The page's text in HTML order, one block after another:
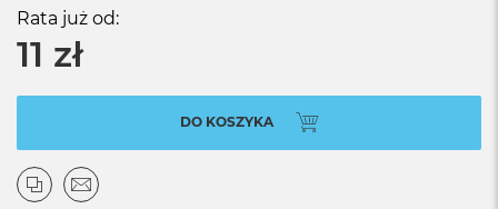
Rata już od:
11 zł
DO KOSZYKA